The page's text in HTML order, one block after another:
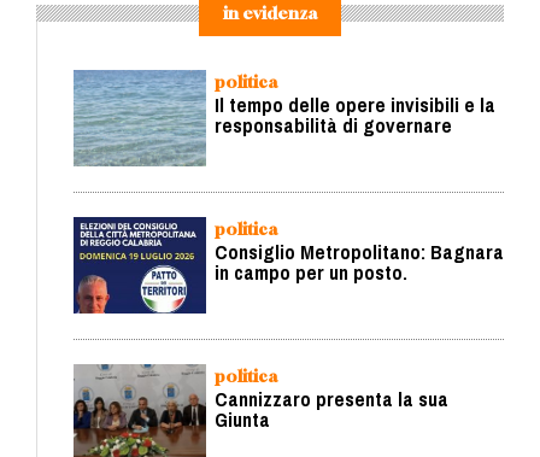
in evidenza
politica
Il tempo delle opere invisibili e la
responsabilità di governare
politica
Consiglio Metropolitano: Bagnara
in campo per un posto.
politica
Cannizzaro presenta la sua
Giunta